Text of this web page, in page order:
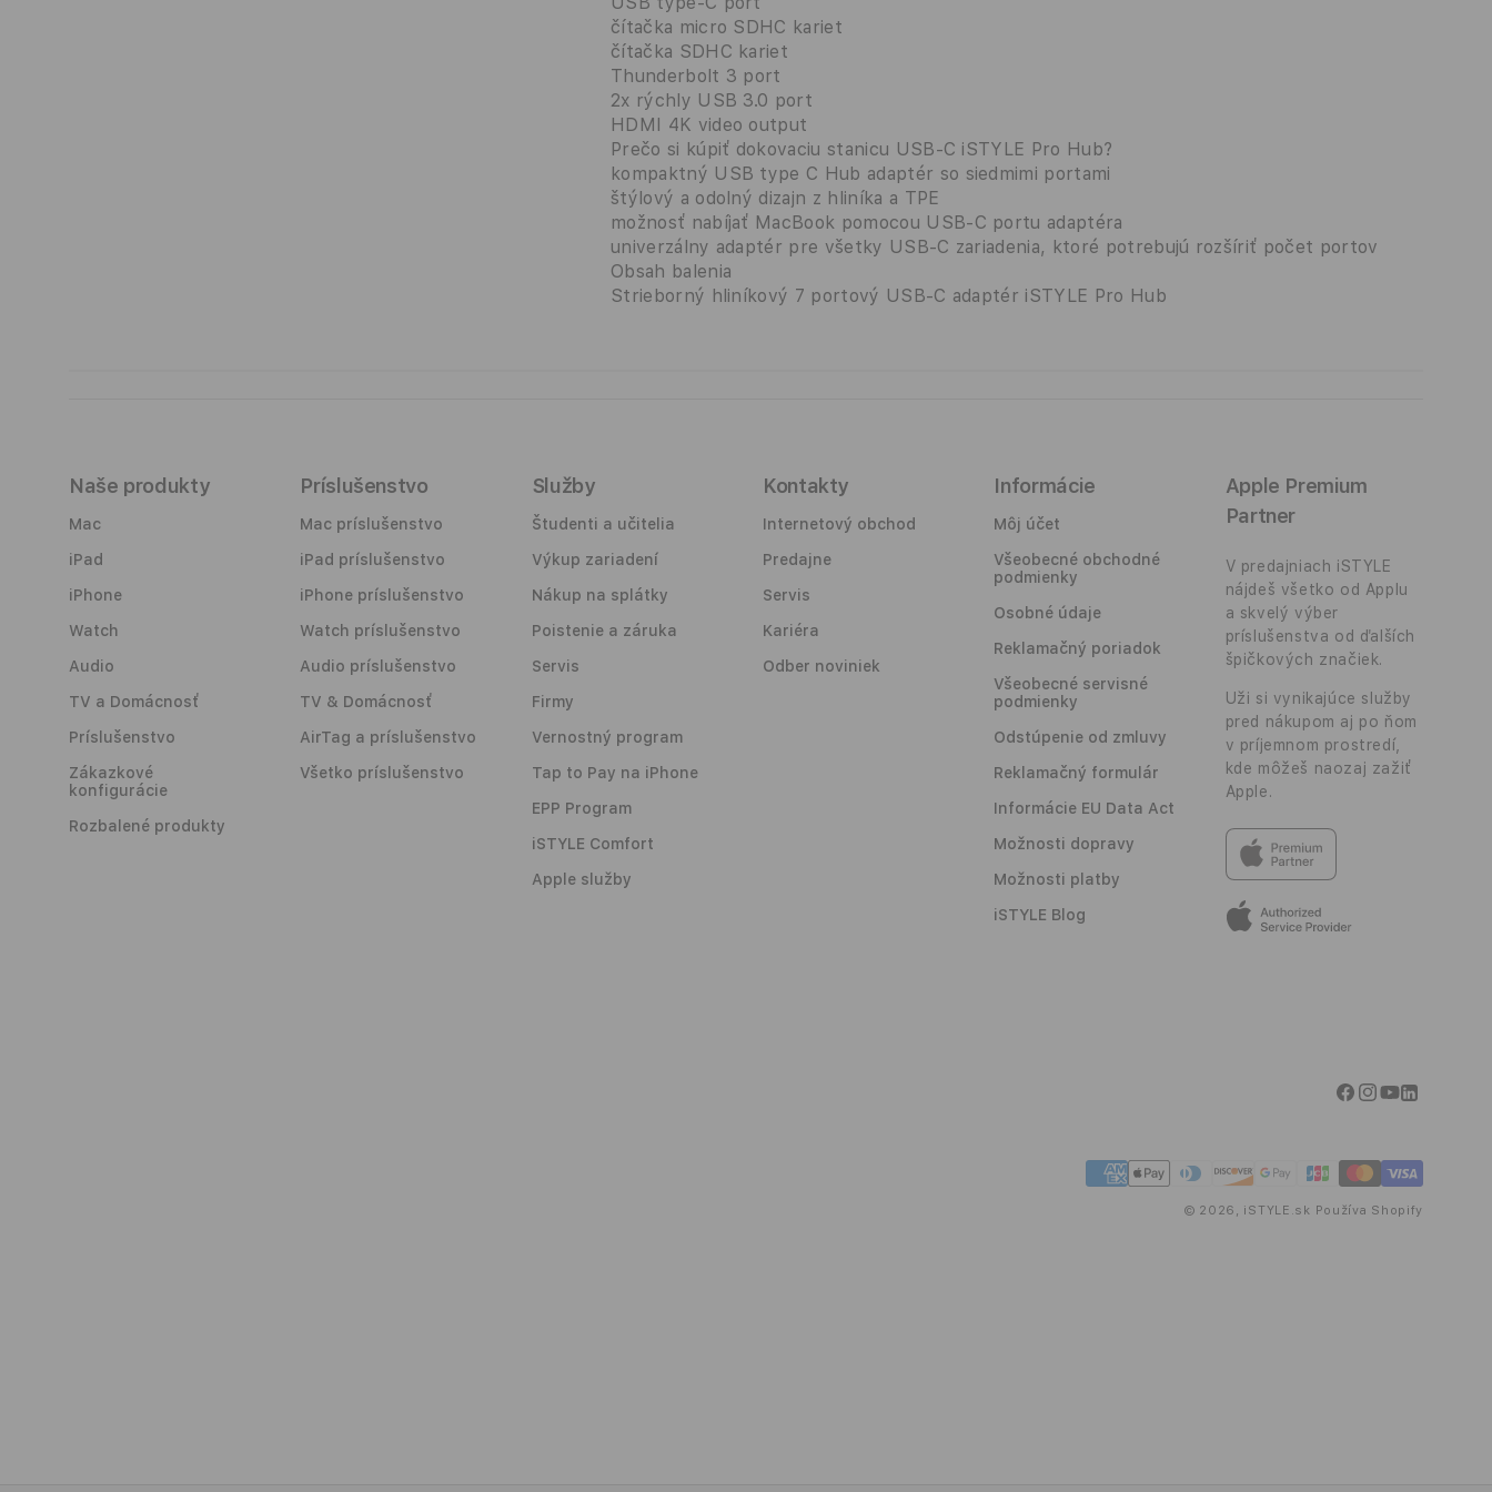
čítačka micro SDHC kariet
čítačka SDHC kariet
Thunderbolt 3 port
2x rýchly USB 3.0 port
HDMI 4K video output
Prečo si kúpiť dokovaciu stanicu USB-C iSTYLE Pro Hub?
kompaktný USB type C Hub adaptér so siedmimi portami
štýlový a odolný dizajn z hliníka a TPE
možnosť nabíjať MacBook pomocou USB-C portu adaptéra
univerzálny adaptér pre všetky USB-C zariadenia, ktoré potrebujú rozšíriť počet portov
Obsah balenia
Strieborný hliníkový 7 portový USB-C adaptér iSTYLE Pro Hub
Naše produkty
Mac
iPad
iPhone
Watch
Audio
TV a Domácnosť
Príslušenstvo
Zákazkové
konfigurácie
Rozbalené produkty
Príslušenstvo
Mac príslušenstvo
iPad príslušenstvo
iPhone príslušenstvo
Watch príslušenstvo
Audio príslušenstvo
TV & Domácnosť
AirTag a príslušenstvo
Všetko príslušenstvo
Služby
Študenti a učitelia
Výkup zariadení
Nákup na splátky
Poistenie a záruka
Servis
Firmy
Vernostný program
Tap to Pay na iPhone
EPP Program
iSTYLE Comfort
Apple služby
Kontakty
Internetový obchod
Predajne
Servis
Kariéra
Odber noviniek
Informácie
Môj účet
Všeobecné obchodné
podmienky
Osobné údaje
Reklamačný poriadok
Všeobecné servisné
podmienky
Odstúpenie od zmluvy
Reklamačný formulár
Informácie EU Data Act
Možnosti dopravy
Možnosti platby
iSTYLE Blog
Apple Premium
Partner
V predajniach iSTYLE
nájdeš všetko od Applu
a skvelý výber
príslušenstva od ďalších
špičkových značiek.
Uži si vynikajúce služby
pred nákupom aj po ňom
v príjemnom prostredí,
kde môžeš naozaj zažiť
Apple.
Facebook
Instagram
YouTube
Linkedin
platby
© 2026, iSTYLE.sk Používa Shopify